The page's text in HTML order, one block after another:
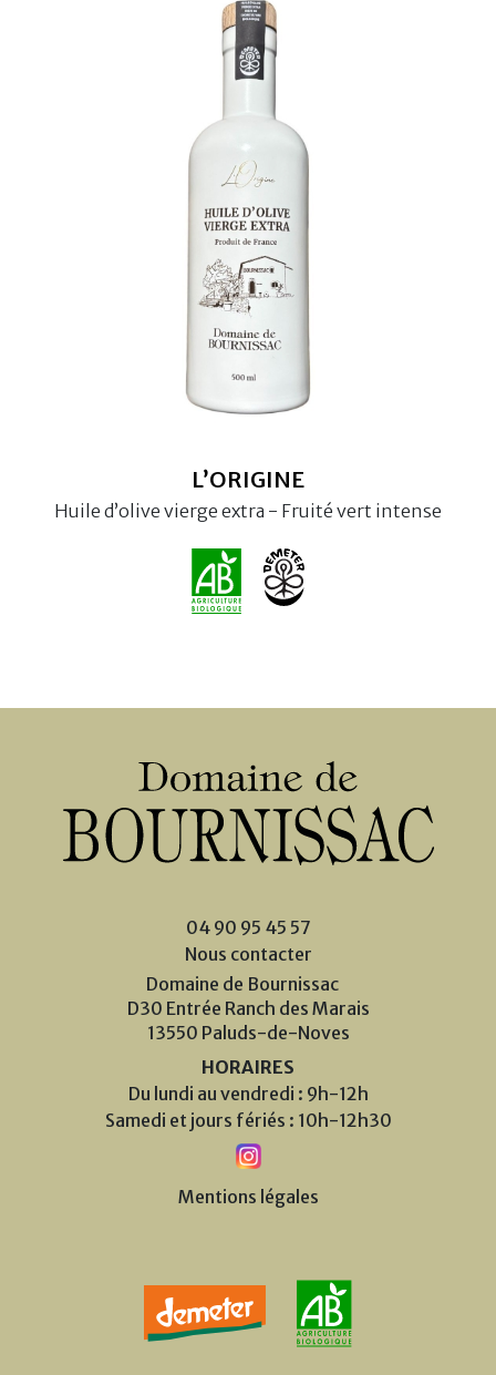
L’ORIGINE
Huile d’olive vierge extra - Fruité vert intense
04 90 95 45 57
Nous contacter
Domaine de Bournissac
D30 Entrée Ranch des Marais
13550 Paluds-de-Noves
HORAIRES
Du lundi au vendredi : 9h-12h
Samedi et jours fériés : 10h-12h30
Mentions légales